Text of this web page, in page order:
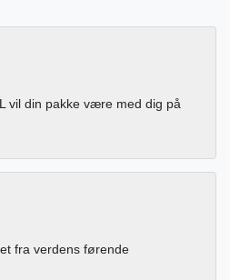
vil din pakke være med dig på
fra verdens førende